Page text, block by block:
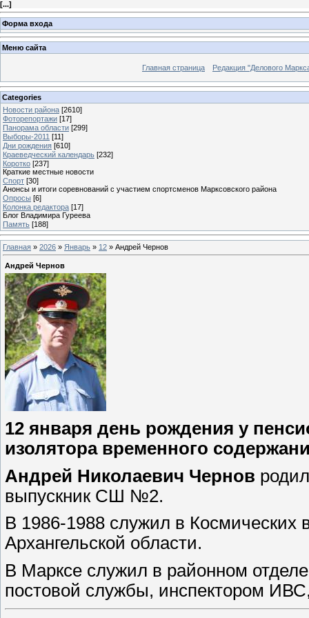
[...]
Форма входа
Меню сайта
Главная страница Редакция "Делового
Categories
Новости района [2610]
Фоторепортажи [17]
Панорама области [299]
Выборы-2011 [11]
Дни рождения [610]
Краеведческий календарь [232]
Коротко [237]
Краткие местные новости
Спорт [30]
Анонсы и итоги соревнований с участием спортсменов Марксовского района
Опросы [6]
Колонка редактора [17]
Блог Владимира Гуреева
Память [188]
Главная » 2026 » Январь » 12 » Андрей Чернов
Андрей Чернов
12 января день рождения у
изолятора временного
Андрей Николаевич Чернов
выпускник СШ №2.
В 1986-1988 служил в Космических
Архангельской области.
В Марксе служил в районном
постовой службы, инспектором